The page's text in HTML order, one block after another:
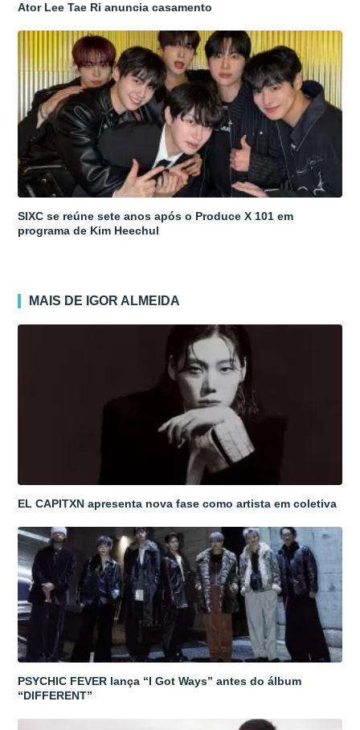
Ator Lee Tae Ri anuncia casamento
SIXC se reúne sete anos após o Produce X 101 em
programa de Kim Heechul
MAIS DE IGOR ALMEIDA
EL CAPITXN apresenta nova fase como artista em coletiva
PSYCHIC FEVER lança “I Got Ways” antes do álbum
“DIFFERENT”